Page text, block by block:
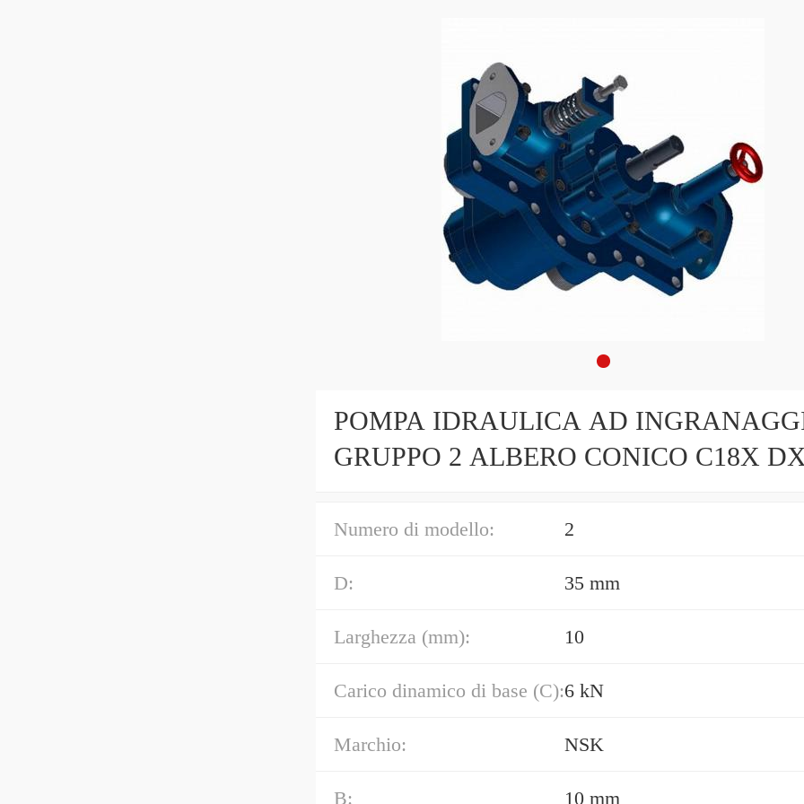
POMPA IDRAULICA AD
GRUPPO 2 ALBERO CONICO C18X
Numero di modello: 2
D: 35 mm
Larghezza (mm): 10
Carico dinamico di base (C):6 kN
Marchio: NSK
B: 10 mm